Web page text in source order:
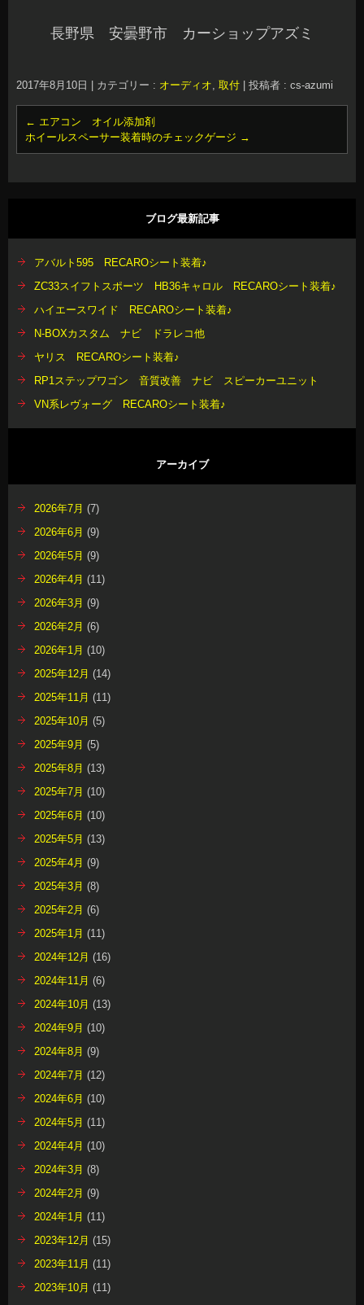
長野県 安曇野市 カーショップアズミ
2017年8月10日 カテゴリー : オーディオ, 取付 投稿者 : cs-azumi
← エアコン オイル添加剤
ホイールスペーサー装着時のチェックゲージ →
ブログ最新記事
アバルト595 RECAROシート装着♪
ZC33スイフトスポーツ HB36キャロル RECAROシート装着♪
ハイエースワイド RECAROシート装着♪
N-BOXカスタム ナビ ドラレコ他
ヤリス RECAROシート装着♪
RP1ステップワゴン 音質改善 ナビ スピーカーユニット
VN系レヴォーグ RECAROシート装着♪
アーカイブ
2026年7月 (7)
2026年6月 (9)
2026年5月 (9)
2026年4月 (11)
2026年3月 (9)
2026年2月 (6)
2026年1月 (10)
2025年12月 (14)
2025年11月 (11)
2025年10月 (5)
2025年9月 (5)
2025年8月 (13)
2025年7月 (10)
2025年6月 (10)
2025年5月 (13)
2025年4月 (9)
2025年3月 (8)
2025年2月 (6)
2025年1月 (11)
2024年12月 (16)
2024年11月 (6)
2024年10月 (13)
2024年9月 (10)
2024年8月 (9)
2024年7月 (12)
2024年6月 (10)
2024年5月 (11)
2024年4月 (10)
2024年3月 (8)
2024年2月 (9)
2024年1月 (11)
2023年12月 (15)
2023年11月 (11)
2023年10月 (11)